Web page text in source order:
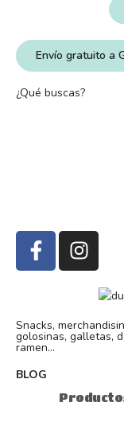
Snacks,
golosinas, galletas,
ramen...
BLOG
¿Qué buscas?
Envío gratuito a